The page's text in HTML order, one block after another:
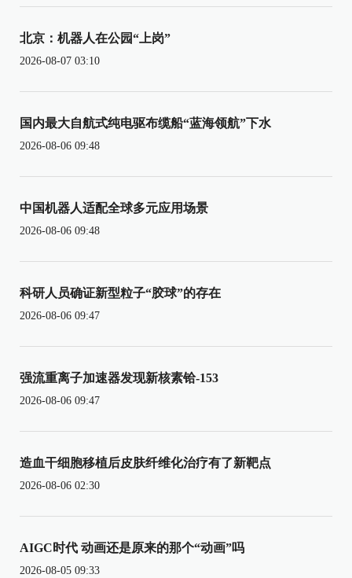
北京：机器人在公园“上岗”
2026-08-07 03:10
国内最大自航式纯电驱布缆船“蓝海领航”下水
2026-08-06 09:48
中国机器人适配全球多元应用场景
2026-08-06 09:48
科研人员确证新型粒子“胶球”的存在
2026-08-06 09:47
强流重离子加速器发现新核素铪-153
2026-08-06 09:47
造血干细胞移植后皮肤纤维化治疗有了新靶点
2026-08-06 02:30
AIGC时代 动画还是原来的那个“动画”吗
2026-08-05 09:33